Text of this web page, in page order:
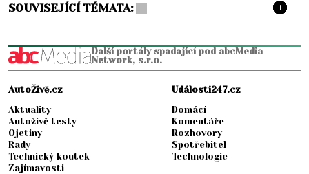
iiiiiiiiiiiiiiiiii
SOUVISEJÍCÍ TÉMATA:
Další portály spadající pod abcMedia
Network, s.r.o.
AutoŽivě.cz
Aktuality
Autoživě testy
Ojetiny
Rady
Technický koutek
Zajímavosti
Události247.cz
Domácí
Komentáře
Rozhovory
Spotřebitel
Technologie